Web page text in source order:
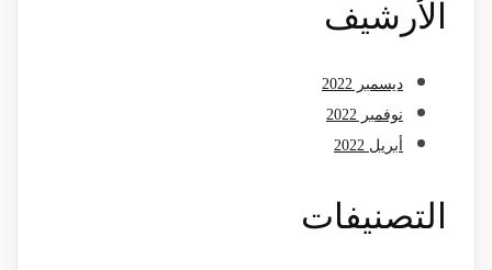
الأرشيف
ديسمبر 2022
نوفمبر 2022
أبريل 2022
التصنيفات